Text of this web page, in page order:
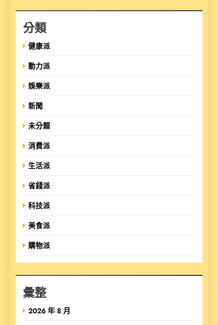
分類
健康派
動力派
娛樂派
新聞
未分類
消費派
生活派
省錢派
科技派
美食派
購物派
彙整
2026 年 8 月